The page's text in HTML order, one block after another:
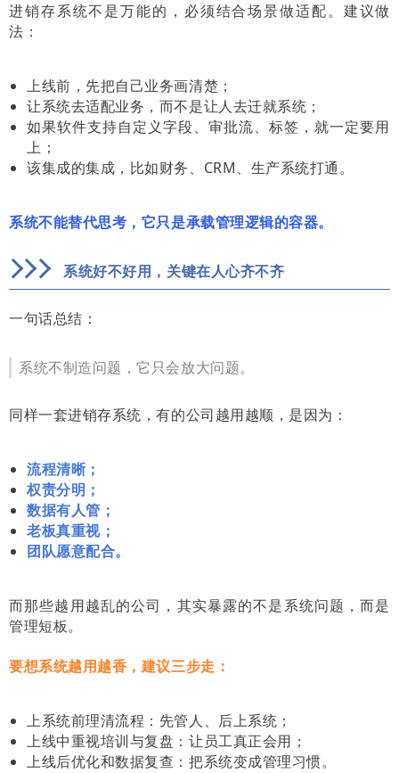
进销存系统不是万能的，必须结合场景做适配。建议做
法：
上线前，先把自己业务画清楚；
让系统去适配业务，而不是让人去迁就系统；
如果软件支持自定义字段、审批流、标签，就一定要用
上；
该集成的集成，比如财务、CRM、生产系统打通。
系统不能替代思考，它只是承载管理逻辑的容器。
系统好不好用，关键在人心齐不齐
一句话总结：
系统不制造问题，它只会放大问题。
同样一套进销存系统，有的公司越用越顺，是因为：
流程清晰；
权责分明；
数据有人管；
老板真重视；
团队愿意配合。
而那些越用越乱的公司，其实暴露的不是系统问题，而是
管理短板。
要想系统越用越香，建议三步走：
上系统前理清流程：先管人、后上系统；
上线中重视培训与复盘：让员工真正会用；
上线后优化和数据复查：把系统变成管理习惯。